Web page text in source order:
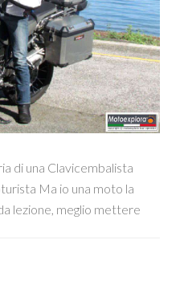
di una Clavicembalista
Ma io una moto la
lezione, meglio mettere